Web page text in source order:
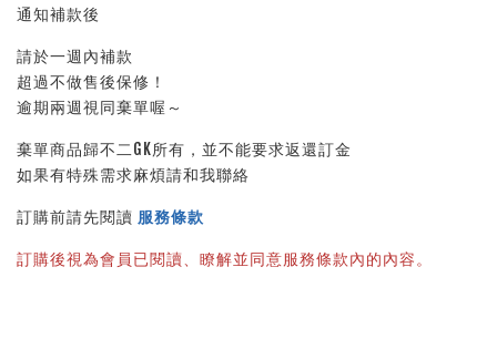
通知補款後
請於一週內補款
超過不做售後保修！
逾期兩週視同棄單喔～
棄單商品歸不二GK所有，並不能要求返還訂金
如果有特殊需求麻煩請和我聯絡
訂購前請先閱讀 服務條款
訂購後視為會員已閱讀、瞭解並同意服務條款內的內容。